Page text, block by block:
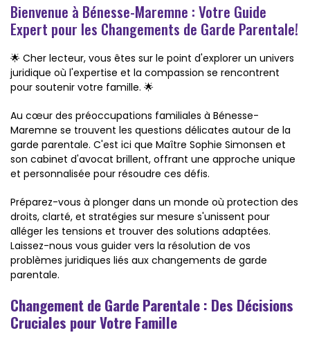
Bienvenue à Bénesse-Maremne : Votre Guide
Expert pour les Changements de Garde Parentale!
🌟 Cher lecteur, vous êtes sur le point d'explorer un univers
juridique où l'expertise et la compassion se rencontrent
pour soutenir votre famille. 🌟
Au cœur des préoccupations familiales à Bénesse-
Maremne se trouvent les questions délicates autour de la
garde parentale. C'est ici que Maître Sophie Simonsen et
son cabinet d'avocat brillent, offrant une approche unique
et personnalisée pour résoudre ces défis.
Préparez-vous à plonger dans un monde où protection des
droits, clarté, et stratégies sur mesure s'unissent pour
alléger les tensions et trouver des solutions adaptées.
Laissez-nous vous guider vers la résolution de vos
problèmes juridiques liés aux changements de garde
parentale.
Changement de Garde Parentale : Des Décisions
Cruciales pour Votre Famille